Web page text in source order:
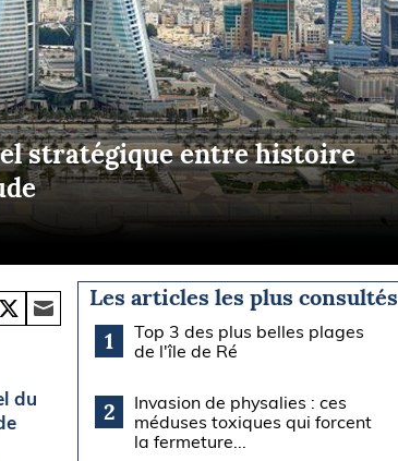
stratégique entre histoire
du
Les articles les plus consultés
1
Top 3 des plus belles plages
de l'île de Ré
2
Invasion de physalies : ces
méduses toxiques qui forcent
la fermeture...